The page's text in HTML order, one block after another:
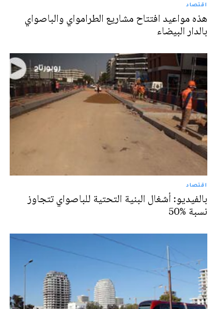
اقتصاد
هذه مواعيد افتتاح مشاريع الطرامواي والباصواي
بالدار البيضاء
اقتصاد
بالفيديو: أشغال البنية التحتية للباصواي تتجاوز
نسبة %50